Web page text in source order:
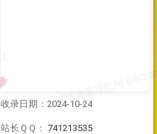
收录日期：2024-10-24
站长ＱＱ： 741213535